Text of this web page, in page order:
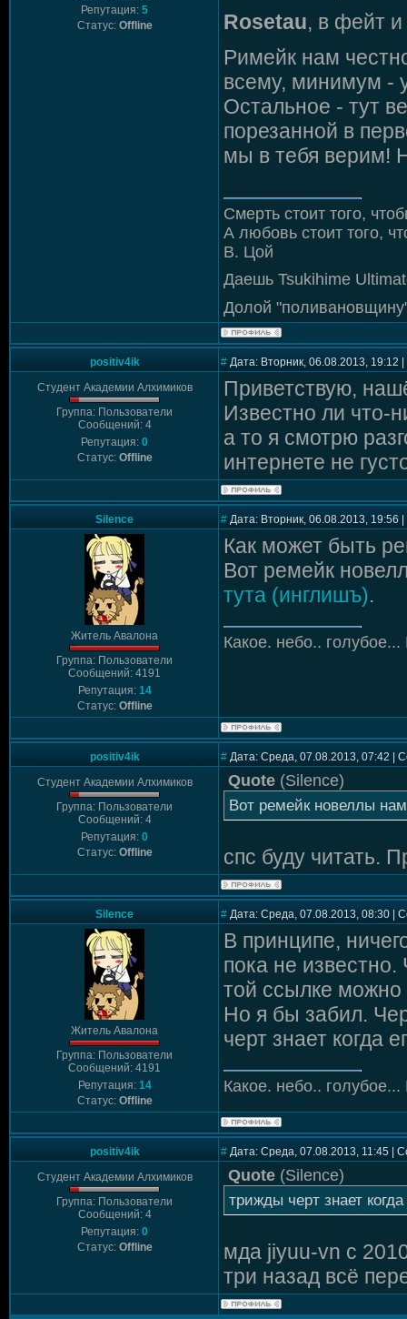
Репутация: 5
Статус: Offline
Rosetau, в фейт и
Римейк нам
всему, минимум -
Остальное - тут
порезанной в
мы в тебя верим!
Смерть стоит того,
А любовь стоит того,
В. Цой
Даешь Tsukihime
Долой
positiv4ik # Дата: Вторник, 06.08.2013,
Студент Академии Алхимиков
Группа: Пользователи
Сообщений: 4
Репутация: 0
Статус: Offline
Приветствую,
Известно ли что-
а то я смотрю
интернете не
Silence # Дата: Вторник, 06.08.2013,
Житель Авалона
Группа: Пользователи
Сообщений: 4191
Репутация: 14
Статус: Offline
Как может быть
Вот ремейк
тута (инглишъ).
Какое. небо..
positiv4ik # Дата: Среда, 07.08.2013, 07:42 |
Студент Академии Алхимиков
Группа: Пользователи
Сообщений: 4
Репутация: 0
Статус: Offline
Quote (Silence)
Вот ремейк новеллы
спс буду читать.
Silence # Дата: Среда, 07.08.2013, 08:30 |
Житель Авалона
Группа: Пользователи
Сообщений: 4191
Репутация: 14
Статус: Offline
В принципе,
пока не
той ссылке можно
Но я бы забил.
черт знает когда
Какое. небо..
positiv4ik # Дата: Среда, 07.08.2013, 11:45 |
Студент Академии Алхимиков
Группа: Пользователи
Сообщений: 4
Репутация: 0
Статус: Offline
Quote (Silence)
трижды черт знает
мда jiyuu-vn с
три назад всё